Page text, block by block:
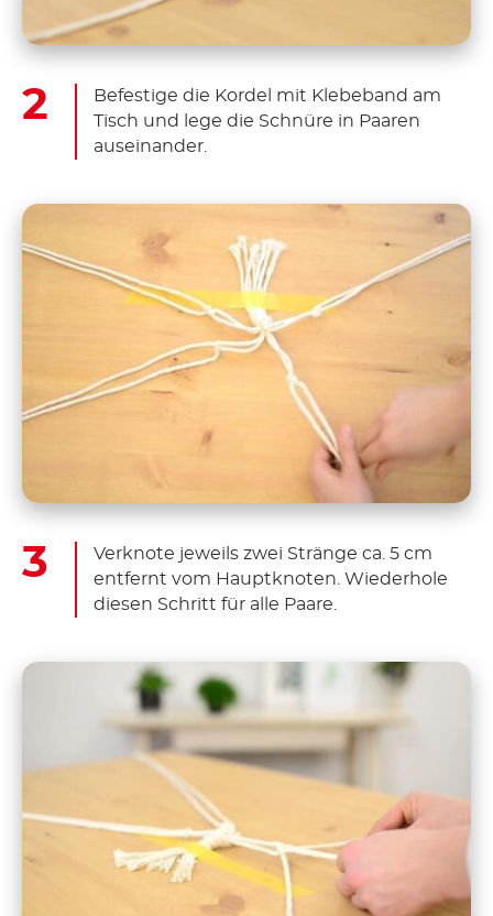
Befestige die Kordel mit Klebeband am
Tisch und lege die Schnüre in Paaren
auseinander.
Verknote jeweils zwei Stränge ca. 5 cm
entfernt vom Hauptknoten. Wiederhole
diesen Schritt für alle Paare.